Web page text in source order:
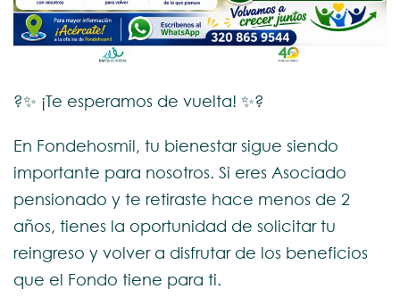
?✨ ¡Te esperamos de vuelta! ✨?
En Fondehosmil, tu bienestar sigue siendo
importante para nosotros. Si eres Asociado
pensionado y te retiraste hace menos de 2
años, tienes la oportunidad de solicitar tu
reingreso y volver a disfrutar de los beneficios
que el Fondo tiene para ti.